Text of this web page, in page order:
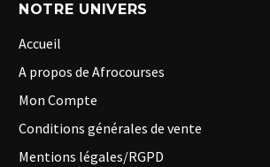
NOTRE UNIVERS
Accueil
A propos de Afrocourses
Mon Compte
Conditions générales de vente
Mentions légales/RGPD